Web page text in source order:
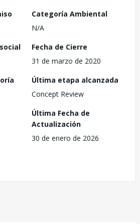
Categoría Ambiental
N/A
Fecha de Cierre
31 de marzo de 2020
Última etapa alcanzada
Concept Review
Última Fecha de
Actualización
30 de enero de 2026